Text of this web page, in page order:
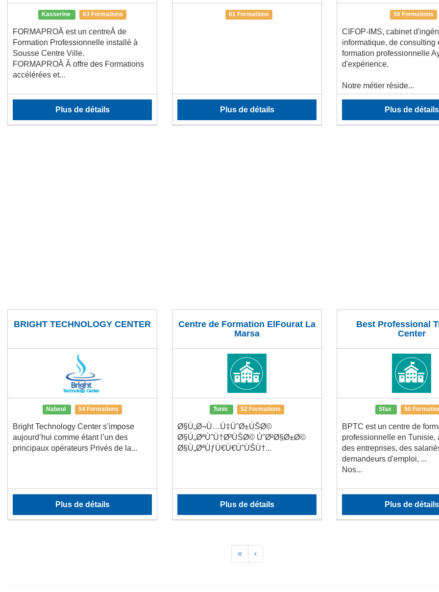
Kasserine 63 Formations
FORMAPROÂ est un centreÂ de
Formation Professionnelle installé à
Sousse Centre Ville.
FORMAPROÂ Â offre des Formations
accélérées et...
Plus de détails
61 Formations
Plus de détails
58 Formations
CIFOP-IMS, cabinet
informatique, de consulting
formation professionnelle
d'expérience.
Notre métier réside...
Plus de détails
BRIGHT TECHNOLOGY CENTER
Nabeul 54 Formations
Bright Technology Center s’impose
aujourd’hui comme étant l’un des
principaux opérateurs Privés de la...
Plus de détails
Centre de Formation ElFourat La
Marsa
Tunis 52 Formations
Ø§Ù„Ø¬Ù…Ù‡ÙˆØ±ÙŠØ©
Ø§Ù„ØªÙˆÙ†Ø³ÙŠØ© ÙˆØ²Ø§Ø±Ø©
Ø§Ù„ØªÙƒÙ€Ù€ÙˆÙŠÙ†...
Plus de détails
Best Professional
Center
Sfax 50
BPTC est un centre de
professionnelle en Tunisie,
des entreprises, des
demandeurs d'emploi, ...
Nos...
Plus de détails
« ‹